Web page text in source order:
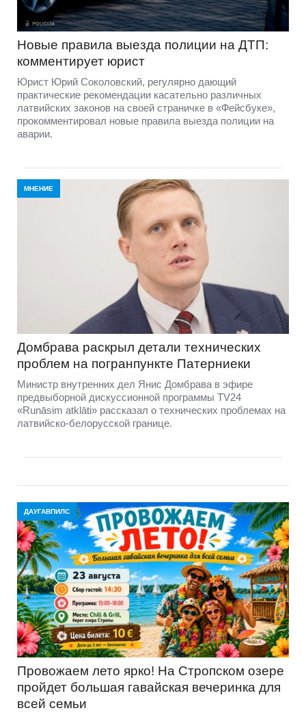
Новые правила выезда полиции на ДТП:
комментирует юрист
Юрист Юрий Соколовский, регулярно дающий
практические рекомендации касательно различных
латвийских законов на своей страничке в «Фейсбуке»,
прокомментировал новые правила выезда полиции на
аварии.
МНЕНИЕ
Домбравa раскрыл детали технических
проблем на погранпункте Патерниеки
Министр внутренних дел Янис Домбрава в эфире
предвыборной дискуссионной программы TV24
«Runāsim atklāti» рассказал о технических проблемах на
латвийско-белорусской границе.
ДАУГАВПИЛС
Провожаем лето ярко! На Стропском озере
пройдет большая гавайская вечеринка для
всей семьи